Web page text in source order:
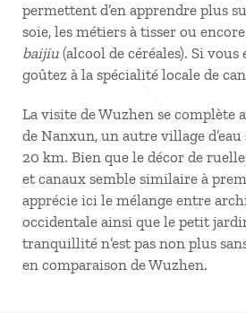
permettent d’en apprendre plus
soie, les métiers à tisser ou
baijiu (alcool de céréales). Si vous
goûtez à la spécialité locale de
La visite de Wuzhen se complète
de Nanxun, un autre village
20 km. Bien que le décor de
et canaux semble similaire à
apprécie ici le mélange entre
occidentale ainsi que le petit
tranquillité n’est pas non plus
en comparaison de Wuzhen.